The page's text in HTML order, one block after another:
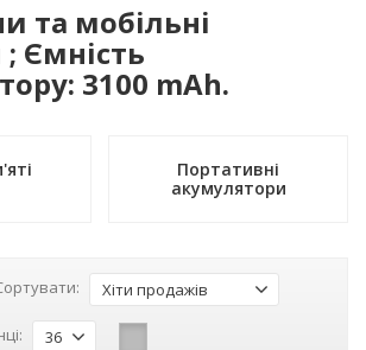
та мобільні
Ємність
3100 mAh.
Портативні
акумулятори
Хіти продажів
36